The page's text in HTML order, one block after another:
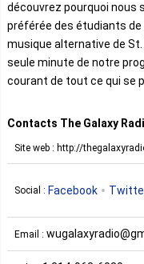
découvrez pourquoi nous
préférée des étudiants
musique alternative de
seule minute de notre
courant de tout ce qui se
Contacts The Galaxy
Site web : http://
Social : Facebook
Email :